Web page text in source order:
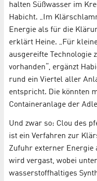
halten Süßwasser im
Habicht. „Im
Energie als für die
erklärt Heine. „Für
ausgereifte Technologie
vorhanden“, ergänzt
rund ein Viertel aller
entspricht. Die könnten
Containeranlage der
Und zwar so: Clou des
ist ein Verfahren zur
Zufuhr externer Energie
wird vergast, wobei
wasserstoffhaltiges